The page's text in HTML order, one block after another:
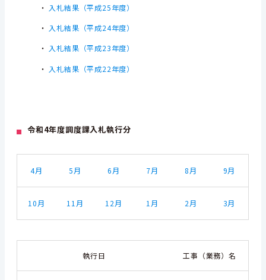
・ 入札結果（平成25年度）
・ 入札結果（平成24年度）
・ 入札結果（平成23年度）
・ 入札結果（平成22年度）
令和4年度調度課入札執行分
4月 5月 6月 7月 8月 9月
10月 11月 12月 1月 2月 3月
執行日 工事（業務）名